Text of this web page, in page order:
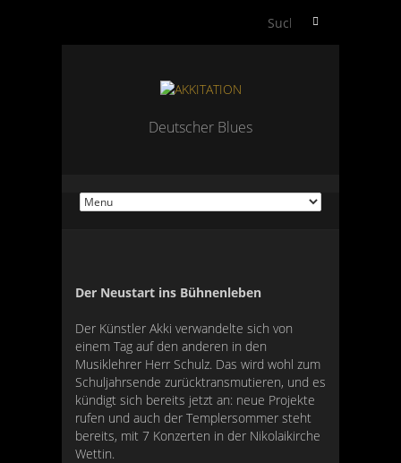
h
:
Deutscher Blues
Der Neustart ins Bühnenleben
Der Künstler Akki verwandelte sich von
einem Tag auf den anderen in den
Musiklehrer Herr Schulz. Das wird wohl zum
Schuljahrsende zurücktransmutieren, und es
kündigt sich bereits jetzt an: neue Projekte
rufen und auch der Templersommer steht
bereits, mit 7 Konzerten in der Nikolaikirche
Wettin.